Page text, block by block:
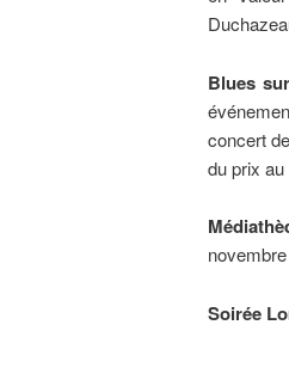
Blues
concert
du prix
Soirée